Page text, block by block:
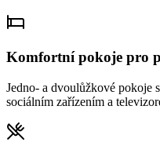
Komfortní pokoje pro
Jedno- a dvoulůžkové pokoje
sociálním zařízením a